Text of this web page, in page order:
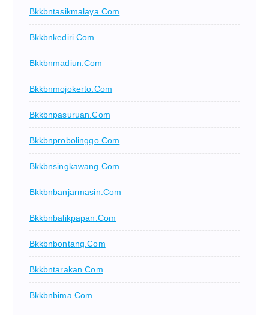
Bkkbntasikmalaya.com
Bkkbnkediri.com
Bkkbnmadiun.com
Bkkbnmojokerto.com
Bkkbnpasuruan.com
Bkkbnprobolinggo.com
Bkkbnsingkawang.com
Bkkbnbanjarmasin.com
Bkkbnbalikpapan.com
Bkkbnbontang.com
Bkkbntarakan.com
Bkkbnbima.com